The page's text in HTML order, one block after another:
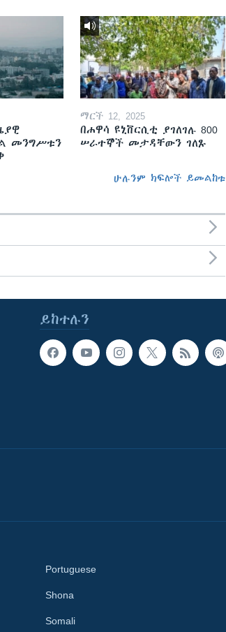
መንግሥቱን
ማርች 12, 2025
በሐዋሳ ዩኒቨርሲቲ ያገለገሉ 800
ሠራተኞች መታዳቸውን ገለጹ
ሁሉንም ክፍሎች ይመልከቱ
ይከተሉን
Portuguese
Shona
Somali